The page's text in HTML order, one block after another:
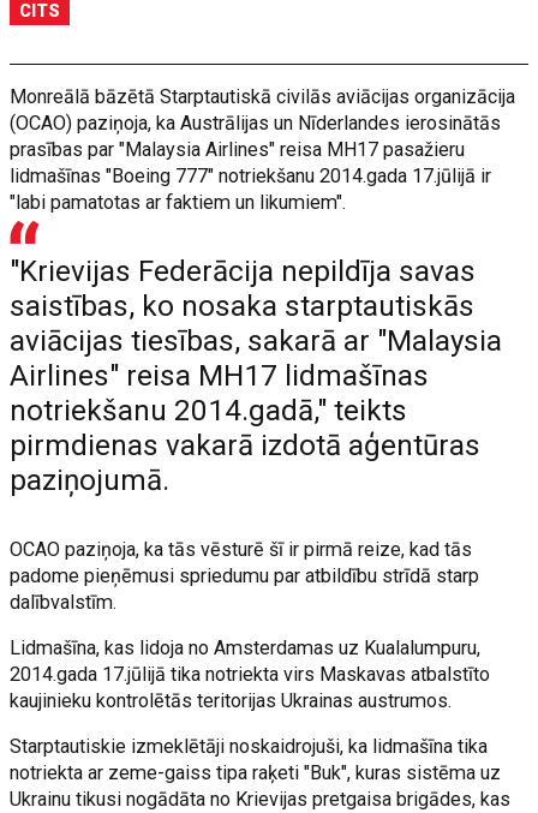
CITS
Monreālā bāzētā Starptautiskā civilās aviācijas organizācija
(OCAO) paziņoja, ka Austrālijas un Nīderlandes ierosinātās
prasības par "Malaysia Airlines" reisa MH17 pasažieru
lidmašīnas "Boeing 777" notriekšanu 2014.gada 17.jūlijā ir
"labi pamatotas ar faktiem un likumiem".
"Krievijas Federācija nepildīja savas
saistības, ko nosaka starptautiskās
aviācijas tiesības, sakarā ar "Malaysia
Airlines" reisa MH17 lidmašīnas
notriekšanu 2014.gadā," teikts
pirmdienas vakarā izdotā aģentūras
paziņojumā.
OCAO paziņoja, ka tās vēsturē šī ir pirmā reize, kad tās
padome pieņēmusi spriedumu par atbildību strīdā starp
dalībvalstīm.
Lidmašīna, kas lidoja no Amsterdamas uz Kualalumpuru,
2014.gada 17.jūlijā tika notriekta virs Maskavas atbalstīto
kaujinieku kontrolētās teritorijas Ukrainas austrumos.
Starptautiskie izmeklētāji noskaidrojuši, ka lidmašīna tika
notriekta ar zeme-gaiss tipa raķeti "Buk", kuras sistēma uz
Ukrainu tikusi nogādāta no Krievijas pretgaisa brigādes, kas